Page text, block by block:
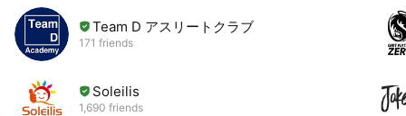
Team D アスリートクラブ
171 friends
Soleilis
1,690 friends